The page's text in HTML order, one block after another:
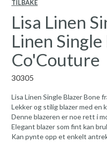
TILBAKE
Lisa Linen
Linen
Co'Couture
30305
Lisa Linen Single Blazer Bone
Lekker og stilig blazer med en
Denne blazeren er noe rett i
Elegant blazer som fint kan
Kan pynte opp et enkelt